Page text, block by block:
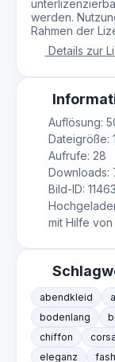
werden.
Rahmen der
Details zur
Auflösung:
Dateigröße:
Aufrufe: 28
Downloads:
Bild-ID:
mit Hilfe von
abendkleid
bodenlang
chiffon
eleganz